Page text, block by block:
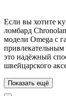
Если вы хотите
ломбард
модели Omega с
это надёжный
швейцарского
Показать ещё